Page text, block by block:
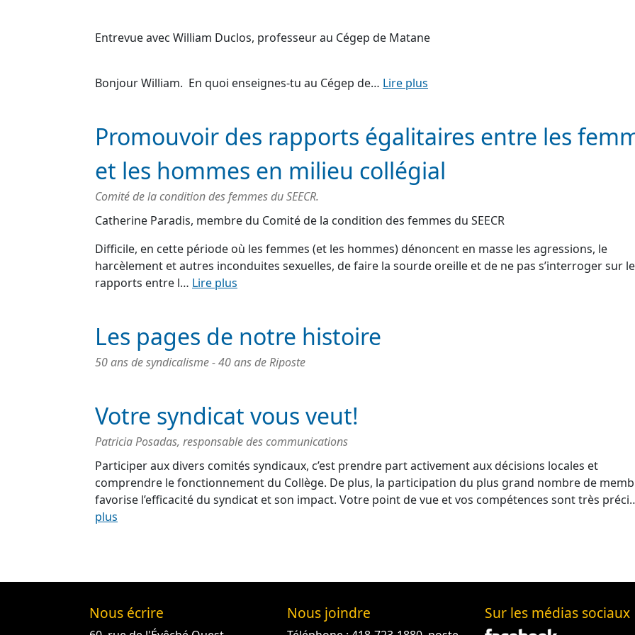
Entrevue avec William Duclos, professeur au Cégep de Matane
Bonjour William. En quoi enseignes-tu au Cégep de… Lire plus
Promouvoir des rapports égalitaires entre les
et les hommes en milieu collégial
Comité de la condition des femmes du SEECR.
Catherine Paradis, membre du Comité de la condition des femmes du SEECR
Difficile, en cette période où les femmes (et les hommes) dénoncent en masse les agressions, le
harcèlement et autres inconduites sexuelles, de faire la sourde oreille et de ne pas s’interroger sur
rapports entre l… Lire plus
Les pages de notre histoire
50 ans de syndicalisme - 40 ans de Riposte
Votre syndicat vous veut!
Patricia Posadas, responsable des communications
Participer aux divers comités syndicaux, c’est prendre part activement aux décisions locales et
comprendre le fonctionnement du Collège. De plus, la participation du plus grand nombre de
favorise l’efficacité du syndicat et son impact. Votre point de vue et vos compétences sont très
plus
Nous écrire Nous joindre Sur les médias sociaux